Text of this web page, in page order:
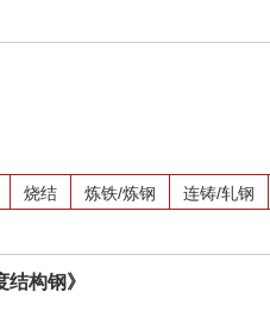
烧结 炼铁/炼钢 连铸/轧钢
构钢》